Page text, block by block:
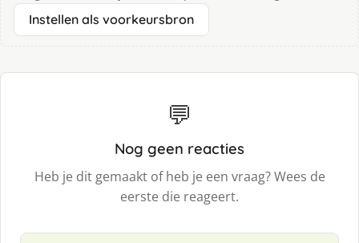
Instellen als voorkeursbron
💬
Nog geen reacties
Heb je dit gemaakt of heb je een vraag? Wees de
eerste die reageert.